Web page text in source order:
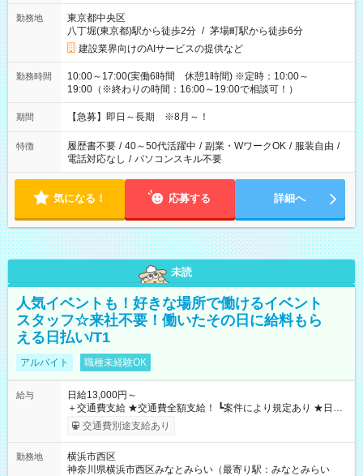
勤務地
東京都中央区
八丁堀(東京都)駅から徒歩2分 / 茅場町駅から徒歩6分
建設業界向けのAIサービスの提供など
勤務時間
10:00～17:00(実働6時間 休憩1時間) ※定時：10:00～
19:00（※終わりの時間：16:00～19:00で相談可！）
期間 【急募】即日～長期 ※8月～！
特徴 履歴書不要 / 40～50代活躍中 / 副業・WワークOK / 服装自由 /
電話対応なし / パソコンスキル不要
気になる！ 応募する 詳細へ
未読
人気イベントも！好きな場所で働けるイベント
スタッフ☆来社不要！働いたその日に給料もら
える日払い/T1
アルバイト 職種未経験OK
給与
日給13,000円～
＋交通費支給 ★交通費全額支給！ ┗案件により規定あり ★日払
いOK！（規定あり） ┗働いたその日に現金GET♪ お仕事後はコ
ンビニATMから 日払い分を引き落とせます！ 【試用期間】試
交通費別途支給あり
勤務地
横浜市西区
神奈川県横浜市西区みなとみらい（最寄り駅：みなとみらい